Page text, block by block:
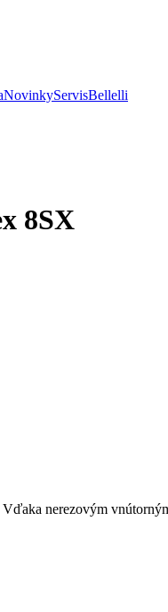
NovinkyServisBellelli
8SX
nerezovým